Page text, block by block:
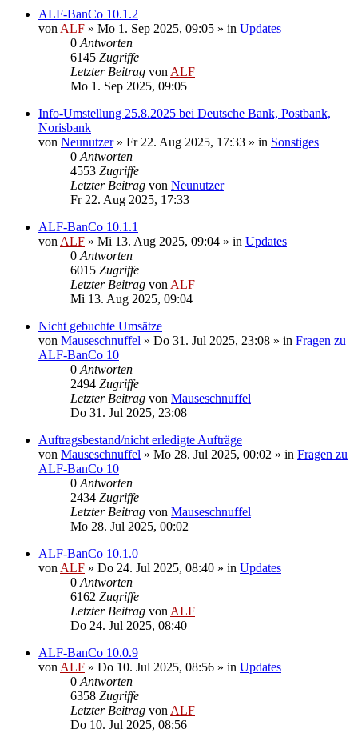
ALF-BanCo 10.1.2
von ALF » Mo 1. Sep 2025, 09:05 » in Updates
0 Antworten
6145 Zugriffe
Letzter Beitrag von ALF
Mo 1. Sep 2025, 09:05
Info-Umstellung 25.8.2025 bei Deutsche Bank, Postbank,
Norisbank
von Neunutzer» Fr 22. Aug 2025, 17:33 » in Sonstiges
0 Antworten
4553 Zugriffe
Letzter Beitrag von Neunutzer
Fr 22. Aug 2025, 17:33
ALF-BanCo 10.1.1
von ALF » Mi 13. Aug 2025, 09:04 » in Updates
0 Antworten
6015 Zugriffe
Letzter Beitrag von ALF
Mi 13. Aug 2025, 09:04
Nicht gebuchte Umsätze
von Mauseschnuffel » Do 31. Jul 2025, 23:08 » in Fragen zu
ALF-BanCo 10
0 Antworten
2494 Zugriffe
Letzter Beitrag von Mauseschnuffel
Do 31. Jul 2025, 23:08
Auftragsbestand/nicht erledigte Aufträge
von Mauseschnuffel » Mo 28. Jul 2025, 00:02 » in Fragen zu
ALF-BanCo 10
0 Antworten
2434 Zugriffe
Letzter Beitrag von Mauseschnuffel
Mo 28. Jul 2025, 00:02
ALF-BanCo 10.1.0
von ALF » Do 24. Jul 2025, 08:40 » in Updates
0 Antworten
6162 Zugriffe
Letzter Beitrag von ALF
Do 24. Jul 2025, 08:40
ALF-BanCo 10.0.9
von ALF » Do 10. Jul 2025, 08:56 » in Updates
0 Antworten
6358 Zugriffe
Letzter Beitrag von ALF
Do 10. Jul 2025, 08:56